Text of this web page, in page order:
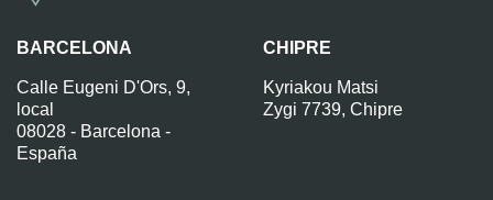
BARCELONA
Calle Eugeni D'Ors, 9,
local
08028 - Barcelona -
España
CHIPRE
Kyriakou Matsi
Zygi 7739, Chipre